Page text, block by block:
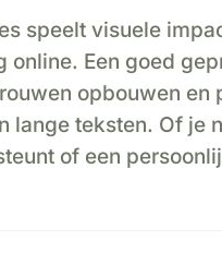
speelt visuele
Een goed
opbouwen en
teksten. Of je
of een